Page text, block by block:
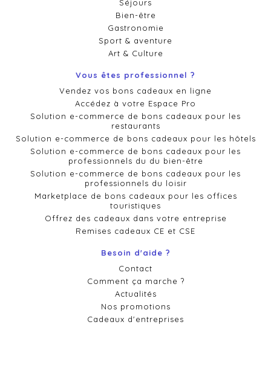
Séjours
Bien-être
Gastronomie
Sport & aventure
Art & Culture
Vous êtes professionnel ?
Vendez vos bons cadeaux en ligne
Accédez à votre Espace Pro
Solution e-commerce de bons cadeaux pour les
restaurants
Solution e-commerce de bons cadeaux pour les hôtels
Solution e-commerce de bons cadeaux pour les
professionnels du du bien-être
Solution e-commerce de bons cadeaux pour les
professionnels du loisir
Marketplace de bons cadeaux pour les offices
touristiques
Offrez des cadeaux dans votre entreprise
Remises cadeaux CE et CSE
Besoin d'aide ?
Contact
Comment ça marche ?
Actualités
Nos promotions
Cadeaux d'entreprises